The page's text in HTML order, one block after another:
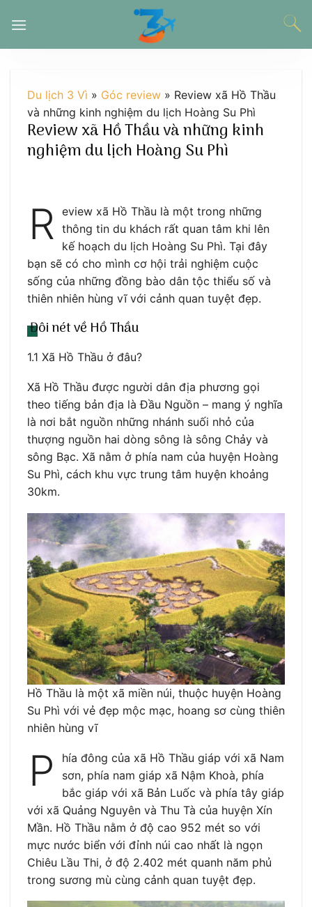
đến
Du lịch 3 Vì » Góc review » Review xã Hồ Thầu
và những kinh nghiệm du lịch Hoàng Su Phì
Review xã Hồ Thầu và những kinh
nghiệm du lịch Hoàng Su Phì
R
eview xã Hồ Thầu là một trong những
thông tin du khách rất quan tâm khi lên
kế hoạch du lịch Hoàng Su Phì. Tại đây
bạn sẽ có cho mình cơ hội trải nghiệm cuộc
sống của những đồng bào dân tộc thiểu số và
thiên nhiên hùng vĩ với cảnh quan tuyệt đẹp.
Đôi nét về Hồ Thầu
1.1 Xã Hồ Thầu ở đâu?
Xã Hồ Thầu được người dân địa phương gọi
theo tiếng bản địa là Đầu Nguồn – mang ý nghĩa
là nơi bắt nguồn những nhánh suối nhỏ của
thượng nguồn hai dòng sông là sông Chảy và
sông Bạc. Xã nằm ở phía nam của huyện Hoàng
Su Phì, cách khu vực trung tâm huyện khoảng
30km.
Hồ Thầu là một xã miền núi, thuộc huyện Hoàng
Su Phì với vẻ đẹp mộc mạc, hoang sơ cùng thiên
nhiên hùng vĩ
P
hía đông của xã Hồ Thầu giáp với xã Nam
sơn, phía nam giáp xã Nậm Khoà, phía
bắc giáp với xã Bản Luốc và phía tây giáp
với xã Quảng Nguyên và Thu Tà của huyện Xín
Mần. Hồ Thầu nằm ở độ cao 952 mét so với
mực nước biển với đỉnh núi cao nhất là ngọn
Chiêu Lầu Thi, ở độ 2.402 mét quanh năm phủ
trong sương mù cùng cảnh quan tuyệt đẹp.